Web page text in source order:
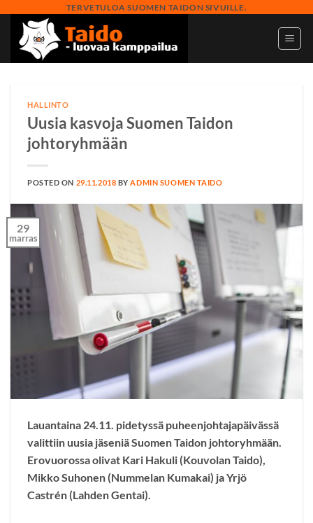
content
TERVETULOA SUOMEN TAIDON SIVUILLE.
HALLINTO
Uusia kasvoja Suomen Taidon
johtoryhmään
POSTED ON 29.11.2018 BY ADMIN SUOMEN TAIDO
29
marras
Lauantaina 24.11. pidetyssä puheenjohtajapäivässä
valittiin uusia jäseniä Suomen Taidon johtoryhmään.
Erovuorossa olivat Kari Hakuli (Kouvolan Taido),
Mikko Suhonen (Nummelan Kumakai) ja Yrjö
Castrén (Lahden Gentai).